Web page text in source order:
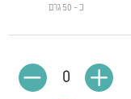
כ - 50 גרם
0